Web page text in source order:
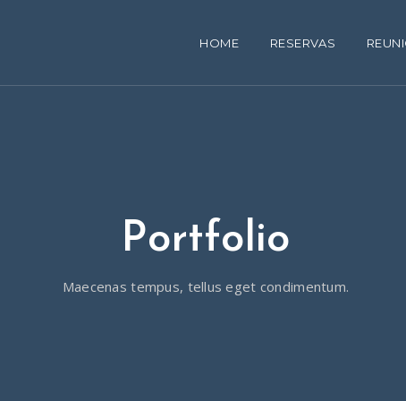
HOME RESERVAS
Portfolio
Maecenas tempus, tellus eget condimentum.